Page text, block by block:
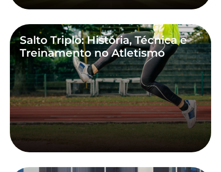
Salto Triplo: História, Técnica e
Treinamento no Atletismo